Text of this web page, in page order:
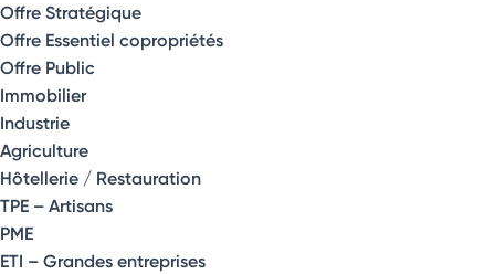
Offre Stratégique
Offre Essentiel copropriétés
Offre Public
Immobilier
Industrie
Agriculture
Hôtellerie / Restauration
TPE – Artisans
PME
ETI – Grandes entreprises